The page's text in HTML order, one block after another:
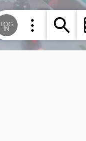
LOG
IN